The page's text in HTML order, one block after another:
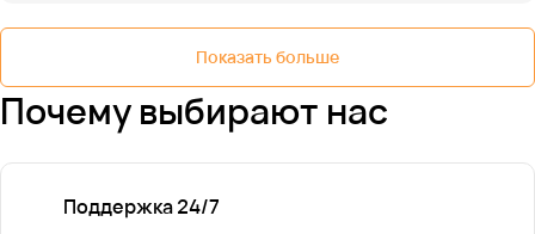
Показать больше
Почему выбирают нас
Поддержка 24/7